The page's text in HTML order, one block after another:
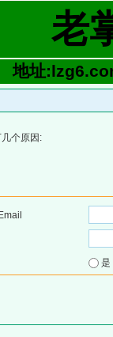
老
地址
个原因:
Email